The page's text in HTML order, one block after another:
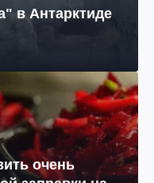
в Антарктиде
очень